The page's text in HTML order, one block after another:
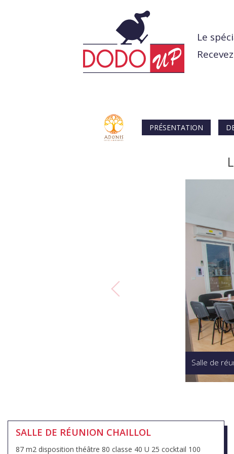
Le
PRÉSENTATION
Salle de
SALLE DE RÉUNION CHAILLOL
87 m2 disposition théâtre 80 classe 40 U 25 cocktail 100